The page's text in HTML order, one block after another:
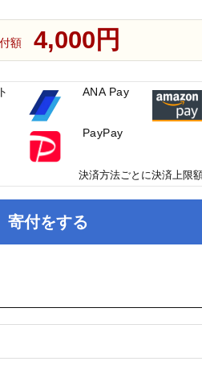
額 4,000円
寄付をする
ANA Pay
PayPay
決済方法ごとに決済上限